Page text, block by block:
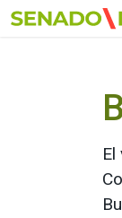
Ir al menú principal